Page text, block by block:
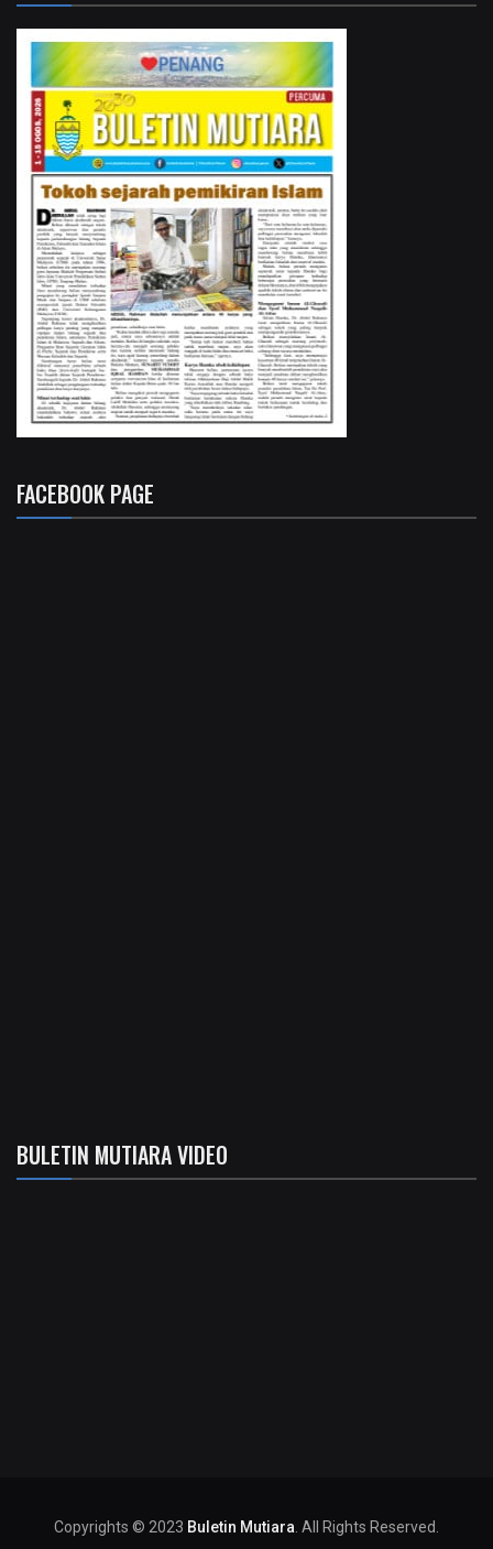
FACEBOOK PAGE
BULETIN MUTIARA VIDEO
Copyrights © 2023 Buletin Mutiara. All Rights Reserved.